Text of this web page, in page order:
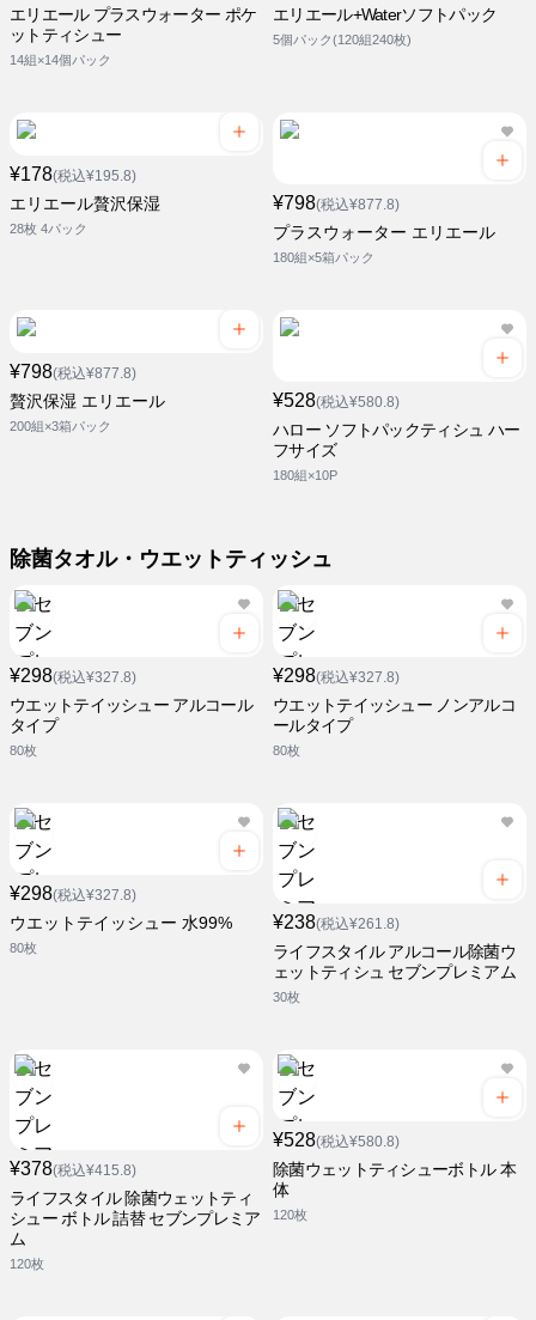
エリエール プラスウォーター ポケ
ットティシュー
14組×14個パック
エリエール+Waterソフトパック
5個パック(120組240枚)
¥178(税込¥195.8)
エリエール贅沢保湿
28枚 4パック
¥798(税込¥877.8)
プラスウォーター エリエール
180組×5箱パック
¥798(税込¥877.8)
贅沢保湿 エリエール
200組×3箱パック
¥528(税込¥580.8)
ハロー ソフトパックティシュ ハー
フサイズ
180組×10P
除菌タオル・ウエットティッシュ
¥298(税込¥327.8)
ウエットテイッシュー アルコール
タイプ
80枚
¥298(税込¥327.8)
ウエットテイッシュー ノンアルコ
ールタイプ
80枚
¥298(税込¥327.8)
ウエットテイッシュー 水99%
80枚
¥238(税込¥261.8)
ライフスタイル アルコール除菌ウ
ェットティシュ セブンプレミアム
30枚
¥378(税込¥415.8)
ライフスタイル 除菌ウェットティ
シュー ボトル 詰替 セブンプレミア
ム
120枚
¥528(税込¥580.8)
除菌ウェットティシューボトル 本
体
120枚